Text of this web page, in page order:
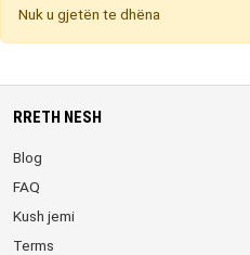
Nuk u gjetën te dhëna
RRETH NESH
Blog
FAQ
Kush jemi
Terms